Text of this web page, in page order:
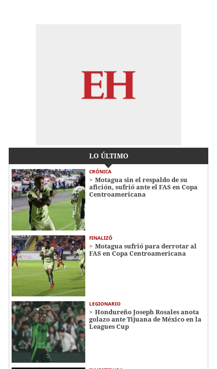
LO ÚLTIMO
CRÓNICA
Motagua sin el respaldo de su
afición, sufrió ante el FAS en Copa
Centroamericana
FINALIZÓ
Motagua sufrió para derrotar al
FAS en Copa Centroamericana
LEGIONARIO
Hondureño Joseph Rosales anota
golazo ante Tijuana de México en la
Leagues Cup